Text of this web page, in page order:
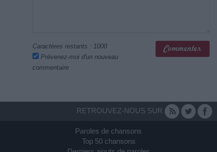
Caractères restants : 1000
Prévenez-moi d'un nouveau
commentaire
RETROUVEZ-NOUS SUR
Paroles de chansons
Top 50 chansons